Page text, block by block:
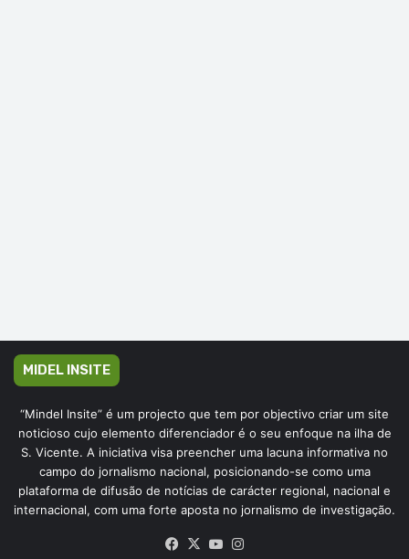
MIDEL INSITE
“Mindel Insite” é um projecto que tem por objectivo criar um site
noticioso cujo elemento diferenciador é o seu enfoque na ilha de
S. Vicente. A iniciativa visa preencher uma lacuna informativa no
campo do jornalismo nacional, posicionando-se como uma
plataforma de difusão de notícias de carácter regional, nacional e
internacional, com uma forte aposta no jornalismo de investigação.
Facebook
X YouTube